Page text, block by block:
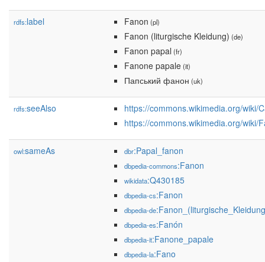
rdfs:label Fanon (pl)
Fanon (liturgische Kleidung) (de)
Fanon papal (fr)
Fanone papale(it)
Папський фанон (uk)
rdfs:seeAlso
https://commons.wikimedia.org/wiki/
https://commons.wikimedia.org/wiki/
owl:sameAs dbr:Papal_fanon
dbpedia-commons:Fanon
wikidata:Q430185
dbpedia-cs:Fanon
dbpedia-de
dbpedia-es:Fanón
dbpedia-it:Fanone_papale
dbpedia-la:Fano